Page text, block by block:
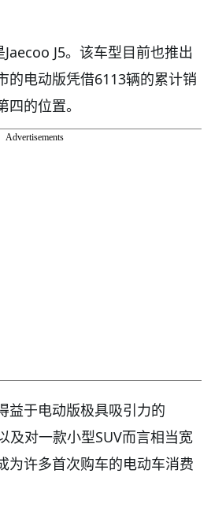
J5。该车型目前也推出
的电动版凭借6113辆的累计销
的位置。
Advertisements
益于电动版极具吸引力的
及对一款小型SUV而言相当宽
为许多首次购车的电动车消费